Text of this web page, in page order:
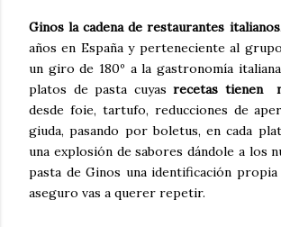
Ginos la cadena de restaurantes italianos
años en España y perteneciente al
un giro de 180º a la gastronomía
platos de pasta cuyas recetas tienen
desde foie, tartufo, reducciones de
giuda, pasando por boletus, en cada
una explosión de sabores dándole a los
pasta de Ginos una identificación
aseguro vas a querer repetir.